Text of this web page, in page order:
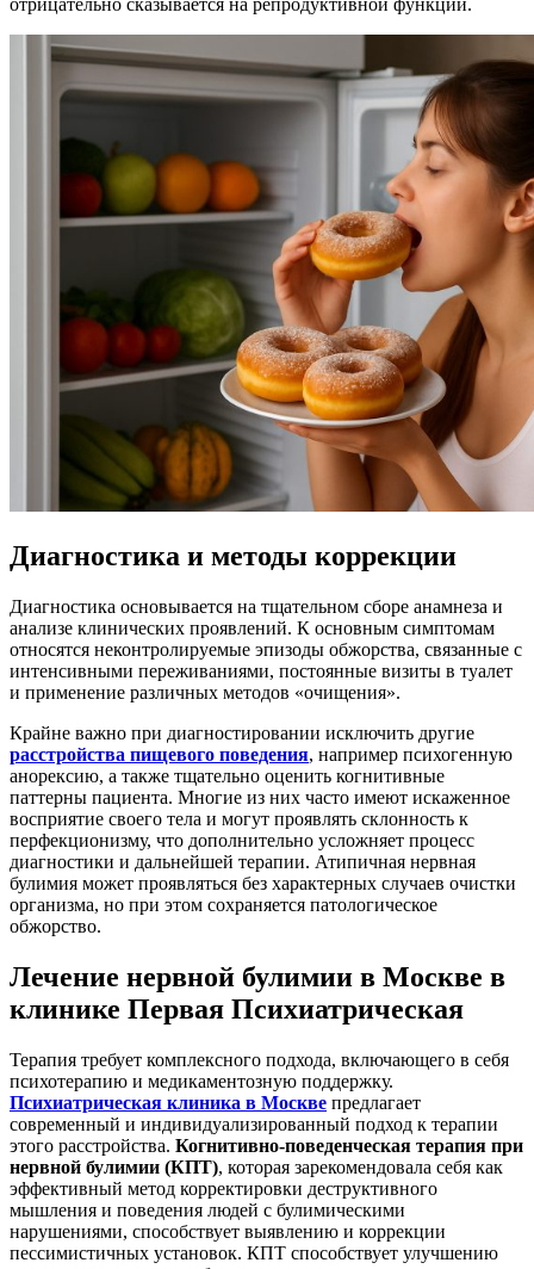
отрицательно сказывается на репродуктивной функции.
Диагностика и методы коррекции
Диагностика основывается на тщательном сборе анамнеза и
анализе клинических проявлений. К основным симптомам
относятся неконтролируемые эпизоды обжорства, связанные с
интенсивными переживаниями, постоянные визиты в туалет
и применение различных методов «очищения».
Крайне важно при диагностировании исключить другие
расстройства пищевого поведения, например психогенную
анорексию, а также тщательно оценить когнитивные
паттерны пациента. Многие из них часто имеют искаженное
восприятие своего тела и могут проявлять склонность к
перфекционизму, что дополнительно усложняет процесс
диагностики и дальнейшей терапии. Атипичная нервная
булимия может проявляться без характерных случаев очистки
организма, но при этом сохраняется патологическое
обжорство.
Лечение нервной булимии в Москве в
клинике Первая Психиатрическая
Терапия требует комплексного подхода, включающего в себя
психотерапию и медикаментозную поддержку.
Психиатрическая клиника в Москве предлагает
современный и индивидуализированный подход к терапии
этого расстройства. Когнитивно-поведенческая терапия при
нервной булимии (КПТ), которая зарекомендовала себя как
эффективный метод корректировки деструктивного
мышления и поведения людей с булимическими
нарушениями, способствует выявлению и коррекции
пессимистичных установок. КПТ способствует улучшению